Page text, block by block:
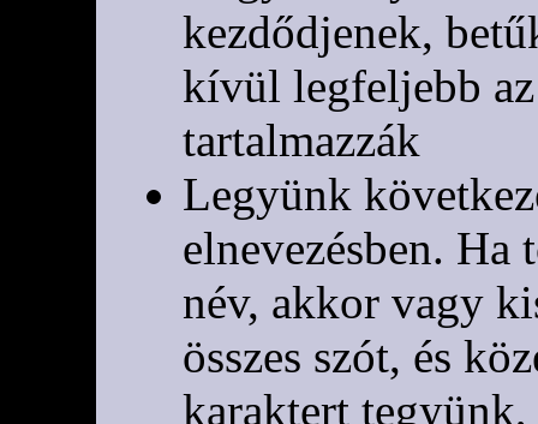
kezdődjenek,
kívül legfeljebb
tartalmazzák
Legyünk
elnevezésben. Ha
név, akkor vagy
összes szót, és
karaktert